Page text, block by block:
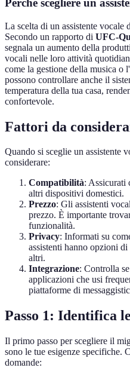
Perché scegliere un
La scelta di un assistente vocale
Secondo un rapporto di UFC-
segnala un aumento della
vocali nelle loro attività
come la gestione della musica o
possono controllare anche il
temperatura della tua casa,
confortevole.
Fattori da
Quando si sceglie un assistente
considerare:
Compatibilità: Assicurati
altri dispositivi domestici.
Prezzo: Gli assistenti
prezzo. È importante
funzionalità.
Privacy: Informati su
assistenti hanno opzioni
altri.
Integrazione: Controlla
applicazioni che usi
piattaforme di
Passo 1: Identifica
Il primo passo per scegliere il
sono le tue esigenze specifiche.
domande: